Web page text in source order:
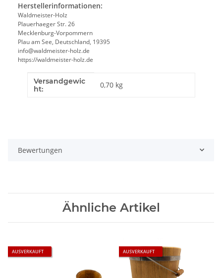
Herstellerinformationen:
Waldmeister-Holz
Plauerhaeger Str. 26
Mecklenburg-Vorpommern
Plau am See, Deutschland, 19395
info@waldmeister-holz.de
https://waldmeister-holz.de
Produkteigenschaft
Wert
Versandgewic
ht:
0,70 kg
Bewertungen
Ähnliche Artikel
AUSVERKAUFT AUSVERKAUFT